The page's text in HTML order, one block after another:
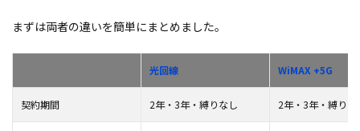
まずは両者の違いを簡単にまとめました。
光回線 WiMAX +5G
契約期間 2年・3年・縛りなし 2年・3年・縛りな